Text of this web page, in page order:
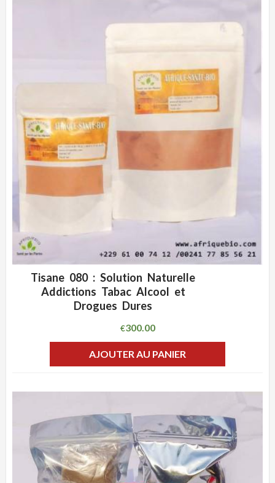
ADD WISHLIST
Tisane 080 : Solution Naturelle
Addictions Tabac Alcool et
Drogues Dures
€300.00
AJOUTER AU PANIER